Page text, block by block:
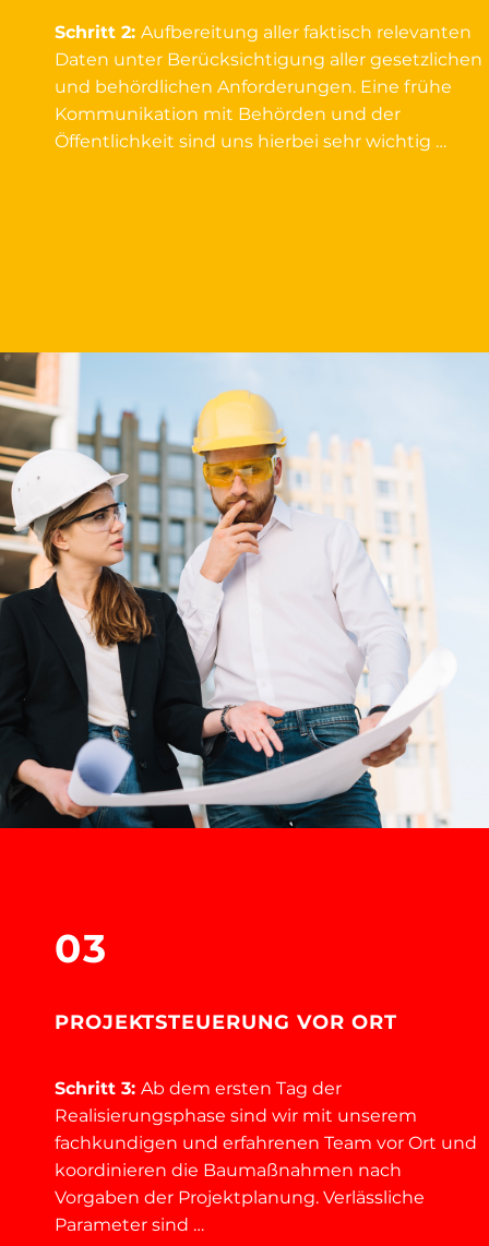
Schritt 2: Aufbereitung aller faktisch relevanten
Daten unter Berücksichtigung aller gesetzlichen
und behördlichen Anforderungen. Eine frühe
Kommunikation mit Behörden und der
Öffentlichkeit sind uns hierbei sehr wichtig …
03
PROJEKTSTEUERUNG VOR ORT
Schritt 3: Ab dem ersten Tag der
Realisierungsphase sind wir mit unserem
fachkundigen und erfahrenen Team vor Ort und
koordinieren die Baumaßnahmen nach
Vorgaben der Projektplanung. Verlässliche
Parameter sind …